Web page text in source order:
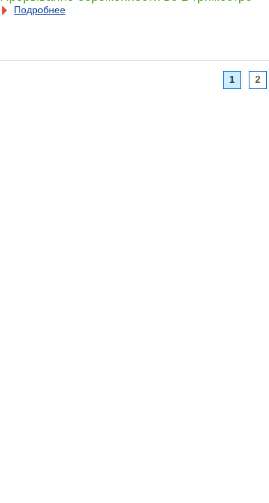
Подробнее
1 2